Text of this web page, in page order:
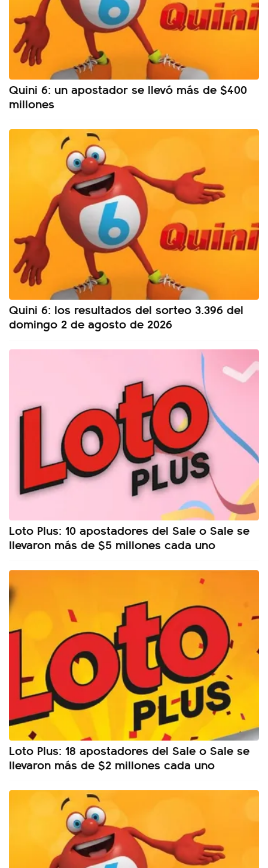
Quini 6: un apostador se llevó más de $400
millones
Quini 6: los resultados del sorteo 3.396 del
domingo 2 de agosto de 2026
Loto Plus: 10 apostadores del Sale o Sale se
llevaron más de $5 millones cada uno
Loto Plus: 18 apostadores del Sale o Sale se
llevaron más de $2 millones cada uno